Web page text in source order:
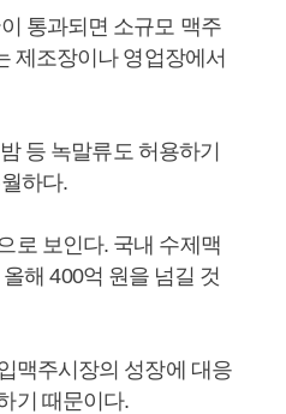
통과되면 소규모 맥주
제조장이나 영업장에서
등 녹말류도 허용하기
하다.
로 보인다. 국내 수제맥
해 400억 원을 넘길 것
맥주시장의 성장에 대응
기 때문이다.